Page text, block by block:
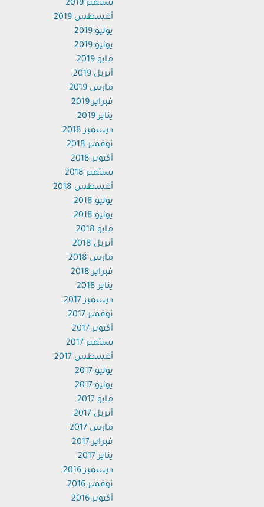
سبتمبر 2019
أغسطس 2019
يوليو 2019
يونيو 2019
مايو 2019
أبريل 2019
مارس 2019
فبراير 2019
يناير 2019
ديسمبر 2018
نوفمبر 2018
أكتوبر 2018
سبتمبر 2018
أغسطس 2018
يوليو 2018
يونيو 2018
مايو 2018
أبريل 2018
مارس 2018
فبراير 2018
يناير 2018
ديسمبر 2017
نوفمبر 2017
أكتوبر 2017
سبتمبر 2017
أغسطس 2017
يوليو 2017
يونيو 2017
مايو 2017
أبريل 2017
مارس 2017
فبراير 2017
يناير 2017
ديسمبر 2016
نوفمبر 2016
أكتوبر 2016